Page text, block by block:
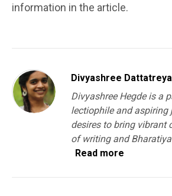
information in the article.
Divyashree
Divyashree Hegde is a
lectiophile and aspiring
desires to bring vibrant
of writing and
Read more